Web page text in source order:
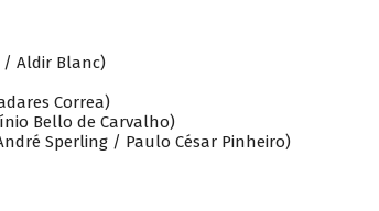
/ Aldir Blanc)
Correa)
Bello de Carvalho)
Sperling / Paulo César Pinheiro)